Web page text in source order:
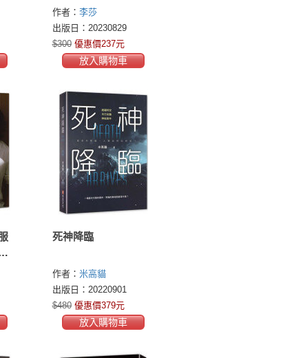
作者： 李莎
出版日：20230829
$300 優惠價237元
放入購物車
死神降臨
作者： 米高貓
出版日：20220901
$480 優惠價379元
放入購物車